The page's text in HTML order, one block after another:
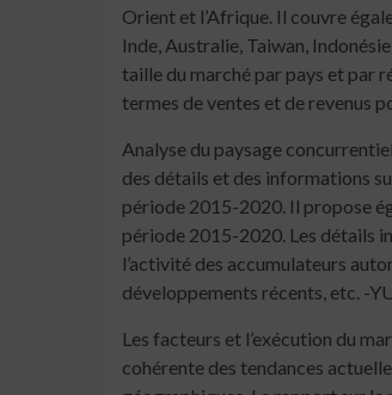
Orient et l’Afrique. Il couvre
Inde, Australie, Taiwan,
taille du marché par pays et par
termes de ventes et de revenus
Analyse du paysage
des détails et des informations
période 2015-2020. Il propose
période 2015-2020. Les détails
l’activité des accumulateurs
développements récents, etc. -
Les facteurs et l’exécution du
cohérente des tendances